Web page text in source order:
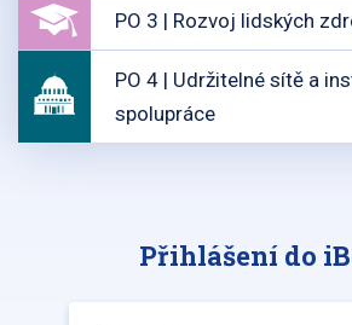
PO 3 | Rozvoj lidských
PO 4 | Udržitelné sítě a
spolupráce
Přihlášení do